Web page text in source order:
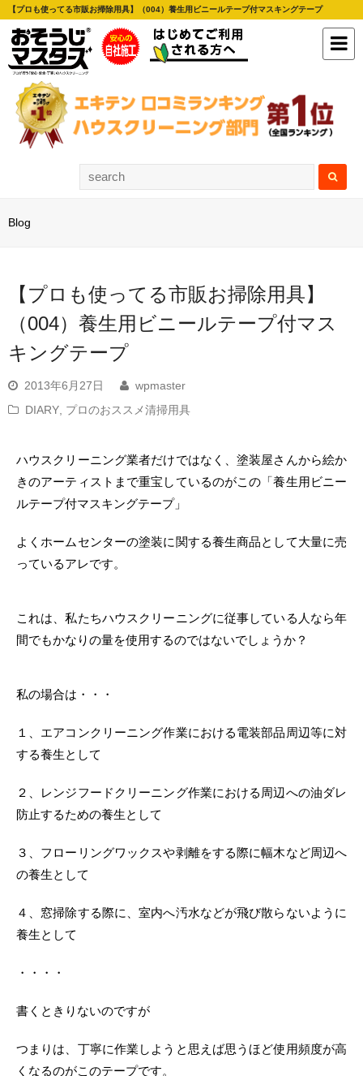
【プロも使ってる市販お掃除用具】（004）養生用ビニールテープ付マスキングテープ
Blog
【プロも使ってる市販お掃除用具】
（004）養生用ビニールテープ付マス
キングテープ
2013年6月27日
wpmaster
DIARY プロのおススメ清掃用具
ハウスクリーニング業者だけではなく、塗装屋さんから絵か
きのアーティストまで重宝しているのがこの「養生用ビニー
ルテープ付マスキングテープ」
よくホームセンターの塗装に関する養生商品として大量に売
っているアレです。
これは、私たちハウスクリーニングに従事している人なら年
間でもかなりの量を使用するのではないでしょうか？
私の場合は・・・
１、エアコンクリーニング作業における電装部品周辺等に対
する養生として
２、レンジフードクリーニング作業における周辺への油ダレ
防止するための養生として
３、フローリングワックスや剥離をする際に幅木など周辺へ
の養生として
４、窓掃除する際に、室内へ汚水などが飛び散らないように
養生として
・・・・
書くときりないのですが
つまりは、丁寧に作業しようと思えば思うほど使用頻度が高
くなるのがこのテープです。